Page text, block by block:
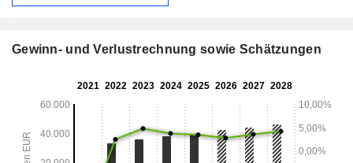
Gewinn- und Verlustrechnung sowie Schätzungen